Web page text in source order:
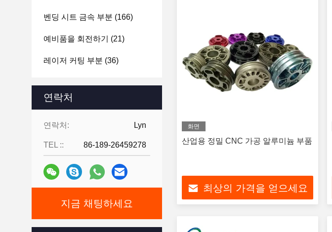
벤딩 시트 금속 부분 (166)
예비품을 회전하기 (21)
레이저 커팅 부분 (36)
리니어 가이드 슬라이더
CNC (컴퓨터에 의한 수치제
어) 자동차 부속품 (11)
어) 자전거 부분(6)
연락처
연락처: Lyn
TEL :: 86-189-26459278
지금 채팅하세요
화면
산업용 정밀 CNC 가공 알루미늄 부품
최상의 가격을 얻으세요